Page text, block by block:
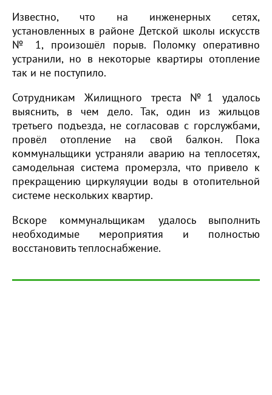
Известно, что на инженерных сетях,
установленных в районе Детской школы искусств
№ 1, произошёл порыв. Поломку оперативно
устранили, но в некоторые квартиры отопление
так и не поступило.
Сотрудникам Жилищного треста №1 удалось
выяснить, в чем дело. Так, один из жильцов
третьего подъезда, не согласовав с горслужбами,
провёл отопление на свой балкон. Пока
коммунальщики устраняли аварию на теплосетях,
самодельная система промерзла, что привело к
прекращению циркуляуции воды в отопительной
системе нескольких квартир.
Вскоре коммунальщикам удалось выполнить
необходимые мероприятия и полностью
восстановить теплоснабжение.